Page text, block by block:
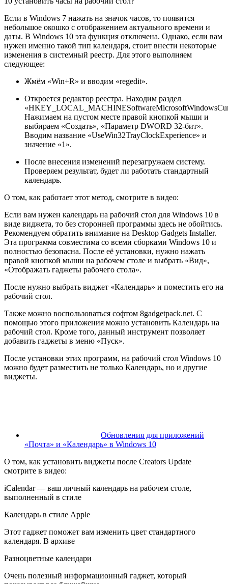
Если в Windows 7 нажать на значок часов, то появится
небольшое окошко с отображением актуального времени и
даты. В Windows 10 эта функция отключена. Однако, если вам
нужен именно такой тип календаря, стоит внести некоторые
изменения в системный реестр. Для этого выполняем
следующее:
Жмём «Win+R» и вводим «regedit».
Откроется редактор реестра. Находим раздел
Нажимаем на пустом месте правой кнопкой мыши и
выбираем «Создать», «Параметр DWORD 32-бит».
Вводим название «UseWin32TrayClockExperience» и
значение «1».
После внесения изменений перезагружаем систему.
Проверяем результат, будет ли работать стандартный
календарь.
О том, как работает этот метод, смотрите в видео:
Если вам нужен календарь на рабочий стол для Windows 10 в
виде виджета, то без сторонней программы здесь не обойтись.
Рекомендуем обратить внимание на Desktop Gadgets Installer.
Эта программа совместима со всеми сборками Windows 10 и
полностью безопасна. После её установки, нужно нажать
правой кнопкой мыши на рабочем столе и выбрать «Вид»,
«Отображать гаджеты рабочего стола».
После нужно выбрать виджет «Календарь» и поместить его на
рабочий стол.
Также можно воспользоваться софтом 8gadgetpack.net. С
помощью этого приложения можно установить Календарь на
рабочий стол. Кроме того, данный инструмент позволяет
добавить гаджеты в меню «Пуск».
После установки этих программ, на рабочий стол Windows 10
можно будет разместить не только Календарь, но и другие
виджеты.
Обновления для приложений
«Почта» и «Календарь» в Windows 10
О том, как установить виджеты после Creators Update
смотрите в видео:
iCalendar — ваш личный календарь на рабочем столе,
выполненный в стиле
Календарь в стиле Apple
Этот гаджет поможет вам изменить цвет стандартного
календаря. В архиве
Разноцветные календари
Очень полезный информационный гаджет, который